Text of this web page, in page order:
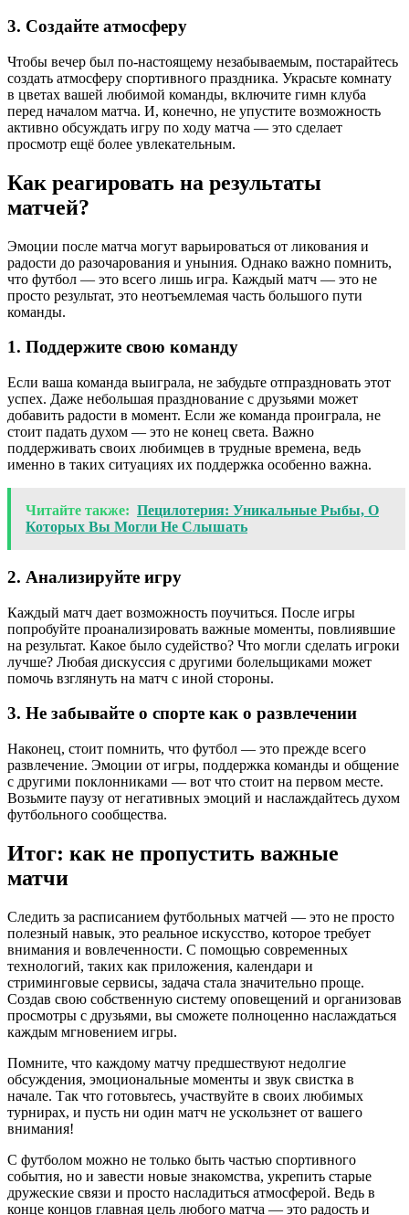
3. Создайте атмосферу
Чтобы вечер был по-настоящему незабываемым, постарайтесь
создать атмосферу спортивного праздника. Украсьте комнату
в цветах вашей любимой команды, включите гимн клуба
перед началом матча. И, конечно, не упустите возможность
активно обсуждать игру по ходу матча — это сделает
просмотр ещё более увлекательным.
Как реагировать на результаты
матчей?
Эмоции после матча могут варьироваться от ликования и
радости до разочарования и уныния. Однако важно помнить,
что футбол — это всего лишь игра. Каждый матч — это не
просто результат, это неотъемлемая часть большого пути
команды.
1. Поддержите свою команду
Если ваша команда выиграла, не забудьте отпраздновать этот
успех. Даже небольшая празднование с друзьями может
добавить радости в момент. Если же команда проиграла, не
стоит падать духом — это не конец света. Важно
поддерживать своих любимцев в трудные времена, ведь
именно в таких ситуациях их поддержка особенно важна.
Читайте также: Пецилотерия: Уникальные Рыбы, О
Которых Вы Могли Не Слышать
2. Анализируйте игру
Каждый матч дает возможность поучиться. После игры
попробуйте проанализировать важные моменты, повлиявшие
на результат. Какое было судейство? Что могли сделать игроки
лучше? Любая дискуссия с другими болельщиками может
помочь взглянуть на матч с иной стороны.
3. Не забывайте о спорте как о развлечении
Наконец, стоит помнить, что футбол — это прежде всего
развлечение. Эмоции от игры, поддержка команды и общение
с другими поклонниками — вот что стоит на первом месте.
Возьмите паузу от негативных эмоций и наслаждайтесь духом
футбольного сообщества.
Итог: как не пропустить важные
матчи
Следить за расписанием футбольных матчей — это не просто
полезный навык, это реальное искусство, которое требует
внимания и вовлеченности. С помощью современных
технологий, таких как приложения, календари и
стриминговые сервисы, задача стала значительно проще.
Создав свою собственную систему оповещений и организовав
просмотры с друзьями, вы сможете полноценно наслаждаться
каждым мгновением игры.
Помните, что каждому матчу предшествуют недолгие
обсуждения, эмоциональные моменты и звук свистка в
начале. Так что готовьтесь, участвуйте в своих любимых
турнирах, и пусть ни один матч не ускользнет от вашего
внимания!
С футболом можно не только быть частью спортивного
события, но и завести новые знакомства, укрепить старые
дружеские связи и просто насладиться атмосферой. Ведь в
конце концов главная цель любого матча — это радость и